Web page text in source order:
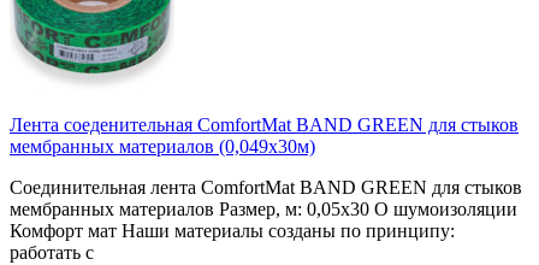
Лента соеденительная ComfortMat BAND GREEN для стыков
мембранных материалов (0,049х30м)
Соединительная лента ComfortMat BAND GREEN для стыков
мембранных материалов Размер, м: 0,05х30 О шумоизоляции
Комфорт мат Наши материалы созданы по принципу:
работать с